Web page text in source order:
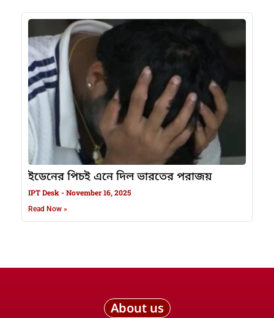
ইডেনের পিচই এনে দিল ভারতের পরাজয়
IPT Desk November 16, 2025
Read Now »
About us